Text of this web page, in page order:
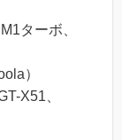
ターボ、
）
X51、